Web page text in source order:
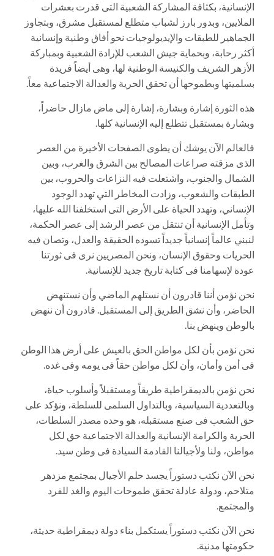
الإنسانية، بكثافة المشاركة الشعبية التى قدرت بعشرات
الملايين، وبدور بارز لشباب متطلع لمستقبل مشرق، وبتجاوز
الجماهير للطبقات والإيديولوجيات نحو أفاق وطنية وإنسانية
أكثر رحابة، وبحماية جيش الشعب للإرادة الشعبية وبمباركة
الأزهر الشريف والكنيسة الوطنية لها، وهى أيضاً فريدة
بسلميتها وبطموحها أن تحقق الحرية والعدالة الاجتماعية معاً.
هذه الثورة إشارة وبشارة، إشارة إلى ماض مازال حاضراً،
وبشارة بمستقبل تتطلع إليه الإنسانية كلها.
فالعالم الآن يوشك أن يطوى الصفحات الأخيرة من العصر
الذى مزقته صراعات المصالح بين الشرق والغرب، وبين
الشمال والجنوب، واشتعلت فيه النزاعات والحروب، بين
الطبقات والشعوب، وزادت المخاطر التي تهدد الوجود
الإنساني، وتهدد الحياة على الأرض التى استخلفنا الله عليها،
وتأمل الإنسانية أن تنتقل من عصر الرشد إلى عصر الحكمة،
لنبني عالماً إنسانياً جديداً تسوده الحقيقة والعدل، وتصان فيه
الحريات وحقوق الإنسان، ونحن المصريين نرى فى ثورتنا
عودة لإسهامنا فى كتابة تاريخ جديد للإنسانية.
نحن نؤمن أننا قادرون أن نستلهم الماضي وأن نستنهض
الحاضر، وأن نشق الطريق إلى المستقبل. قادرون أن ننهض
بالوطن وينهض بنا.
نحن نؤمن بأن لكل مواطن الحق بالعيش على أرض هذا الوطن
فى أمن وأمان، وأن لكل مواطن حقاً فى يومه وفى غده.
نحن نؤمن بالديمقراطية طريقاً ومستقبلاً وأسلوب حياة،
وبالتعددية السياسية، وبالتداول السلمى للسلطة، ونؤكد على
حق الشعب فى صنع مستقبله، هو وحده مصدر السلطات،
الحرية والكرامة الإنسانية والعدالة الاجتماعية حق لكل
مواطن، ولنا ولأجيالنا القادمة السيادة فى وطن سيد.
نحن الآن نكتب دستوراً يجسد حلم الأجيال بمجتمع مزدهر
متلاحم، ودولة عادلة تحقق طموحات اليوم والغد للفرد
والمجتمع.
نحن الآن نكتب دستوراً يستكمل بناء دولة ديمقراطية حديثة،
حكومتها مدنية.